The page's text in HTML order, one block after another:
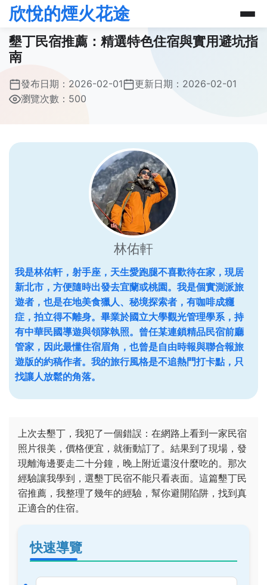
欣悅的煙火花途
墾丁民宿推薦：精選特色住宿與實用避坑指
南
發布日期： 2026-02-01 更新日期： 2026-02-01
瀏覽次數：500
林佑軒
我是林佑軒，射手座，天生愛跑腿不喜歡待在家，現居
新北市，方便隨時出發去宜蘭或桃園。我是個實測派旅
遊者，也是在地美食獵人、秘境探索者，有咖啡成癮
症，拍立得不離身。畢業於國立大學觀光管理學系，持
有中華民國導遊與領隊執照。曾任某連鎖精品民宿前廳
管家，因此最懂住宿眉角，也曾是自由時報與聯合報旅
遊版的約稿作者。我的旅行風格是不追熱門打卡點，只
找讓人放鬆的角落。
上次去墾丁，我犯了一個錯誤：在網路上看到一家民宿
照片很美，價格便宜，就衝動訂了。結果到了現場，發
現離海邊要走二十分鐘，晚上附近還沒什麼吃的。那次
經驗讓我學到，選墾丁民宿不能只看表面。這篇墾丁民
宿推薦，我整理了幾年的經驗，幫你避開陷阱，找到真
正適合的住宿。
快速導覽